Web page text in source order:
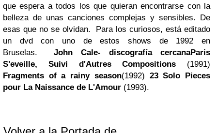
que espera a todos los que quieran encontrarse con la
belleza de unas canciones complejas y sensibles. De
esas que no se olvidan. Para los curiosos, está editado
un dvd con uno de estos shows de 1992 en
Bruselas.
John Cale- discografía cercanaParis
S'eveille, Suivi d'Autres Compositions
(1991)
Fragments of a rainy season(1992) 23 Solo Pieces
pour La Naissance de L'Amour (1993).